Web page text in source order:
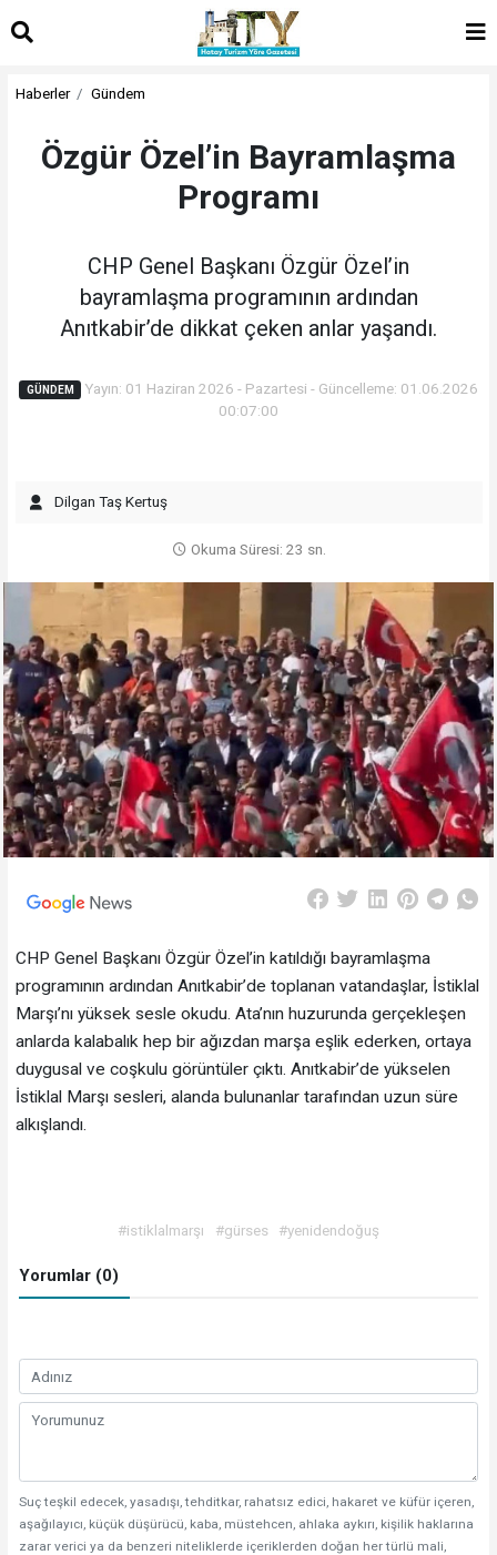
Haberler Gündem
Özgür Özel’in Bayramlaşma
Programı
CHP Genel Başkanı Özgür Özel’in
bayramlaşma programının ardından
Anıtkabir’de dikkat çeken anlar yaşandı.
GÜNDEM
Yayın: 01 Haziran 2026 - Pazartesi - Güncelleme: 01.06.2026
00:07:00
Dilgan Taş Kertuş
Okuma Süresi: 23 sn.
CHP Genel Başkanı Özgür Özel’in katıldığı bayramlaşma
programının ardından Anıtkabir’de toplanan vatandaşlar, İstiklal
Marşı’nı yüksek sesle okudu. Ata’nın huzurunda gerçekleşen
anlarda kalabalık hep bir ağızdan marşa eşlik ederken, ortaya
duygusal ve coşkulu görüntüler çıktı. Anıtkabir’de yükselen
İstiklal Marşı sesleri, alanda bulunanlar tarafından uzun süre
alkışlandı.
#istiklalmarşı #gürses #yenidendoğuş
Yorumlar (0)
Suç teşkil edecek, yasadışı, tehditkar, rahatsız edici, hakaret ve küfür içeren,
aşağılayıcı, küçük düşürücü, kaba, müstehcen, ahlaka aykırı, kişilik haklarına
zarar verici ya da benzeri niteliklerde içeriklerden doğan her türlü mali,